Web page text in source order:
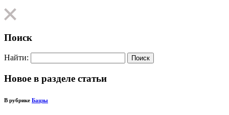
Поиск
Найти:
Новое в разделе статьи
В рубрике Бацзы